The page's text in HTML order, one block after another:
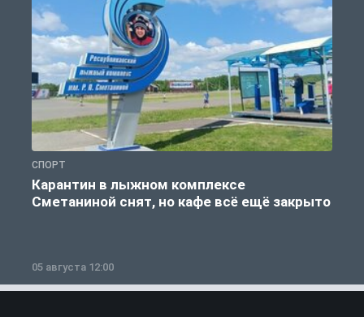
СПОРТ
Карантин в лыжном комплексе
Сметаниной снят, но кафе всё ещё закрыто
05 августа 12:00